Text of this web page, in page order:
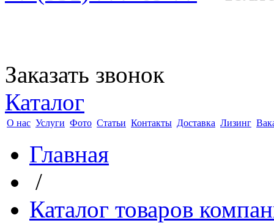
Заказать звонок
Каталог
О нас Услуги Фото Статьи Контакты Доставка Лизинг
Главная
/
Каталог товаров